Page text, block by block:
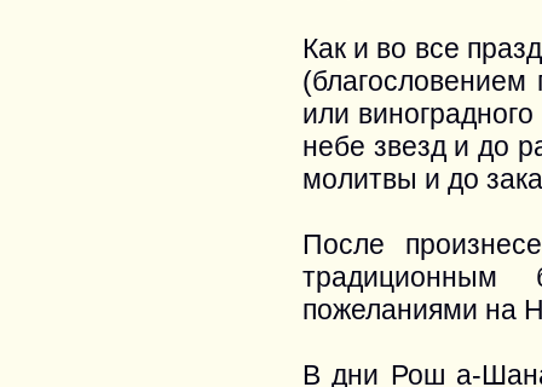
Как и во все
или
небе звезд и до
молитвы и до
После
пожеланиями на
В дни Рош а-